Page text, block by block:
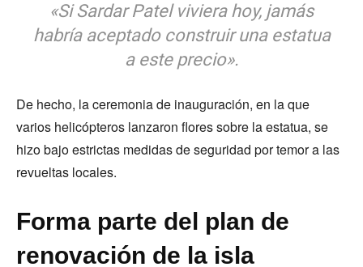
«Si Sardar Patel viviera hoy, jamás
habría aceptado construir una estatua
a este precio».
De hecho, la ceremonia de inauguración, en la que
varios helicópteros lanzaron flores sobre la estatua, se
hizo bajo estrictas medidas de seguridad por temor a las
revueltas locales.
Forma parte del plan de
renovación de la isla